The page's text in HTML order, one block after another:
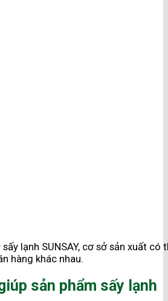
lạnh SUNSAY, cơ sở sản xuất
hàng khác nhau.
sản phẩm sấy lạnh